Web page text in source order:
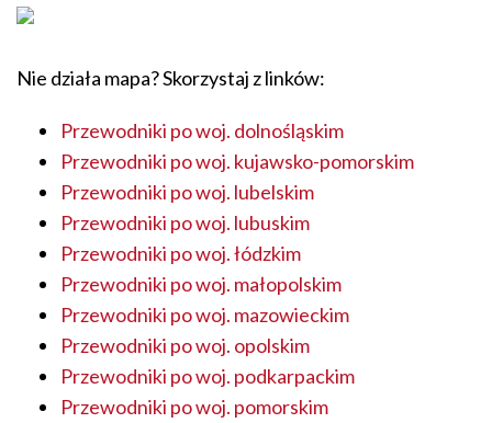
Nie działa mapa? Skorzystaj z linków:
Przewodniki po woj. dolnośląskim
Przewodniki po woj. kujawsko-pomorskim
Przewodniki po woj. lubelskim
Przewodniki po woj. lubuskim
Przewodniki po woj. łódzkim
Przewodniki po woj. małopolskim
Przewodniki po woj. mazowieckim
Przewodniki po woj. opolskim
Przewodniki po woj. podkarpackim
Przewodniki po woj. pomorskim